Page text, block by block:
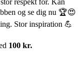
respekt for. Kan
og se dig nu 🏆😍
Stor inspiration 💪
100 kr.